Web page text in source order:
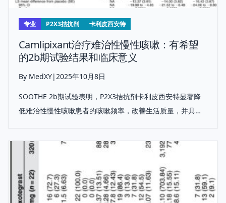
专业 P2X3拮抗剂 卡利皮西安特
Camlipixant治疗难治性慢性咳嗽：有希望
的2b期试验结果和临床意义
By MedXY|2025年10月8日
SOOTHE 2b期试验表明，P2X3拮抗剂卡利皮西安特显著降
低难治性慢性咳嗽患者的咳嗽频率，改善生活质量，并具有